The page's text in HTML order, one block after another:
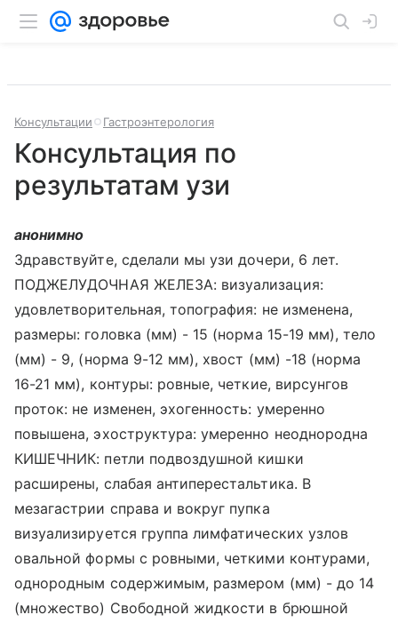
Консультации Гастроэнтерология
Консультация по
результатам узи
анонимно
Здравствуйте, сделали мы узи дочери, 6 лет.
ПОДЖЕЛУДОЧНАЯ ЖЕЛЕЗА: визуализация:
удовлетворительная, топография: не изменена,
размеры: головка (мм) - 15 (норма 15-19 мм), тело
(мм) - 9, (норма 9-12 мм), хвост (мм) -18 (норма
16-21 мм), контуры: ровные, четкие, вирсунгов
проток: не изменен, эхогенность: умеренно
повышена, эхоструктура: умеренно неоднородна
КИШЕЧНИК: петли подвоздушной кишки
расширены, слабая антиперестальтика. В
мезагастрии справа и вокруг пупка
визуализируется группа лимфатических узлов
овальной формы с ровными, четкими контурами,
однородным содержимым, размером (мм) - до 14
(множество) Свободной жидкости в брюшной